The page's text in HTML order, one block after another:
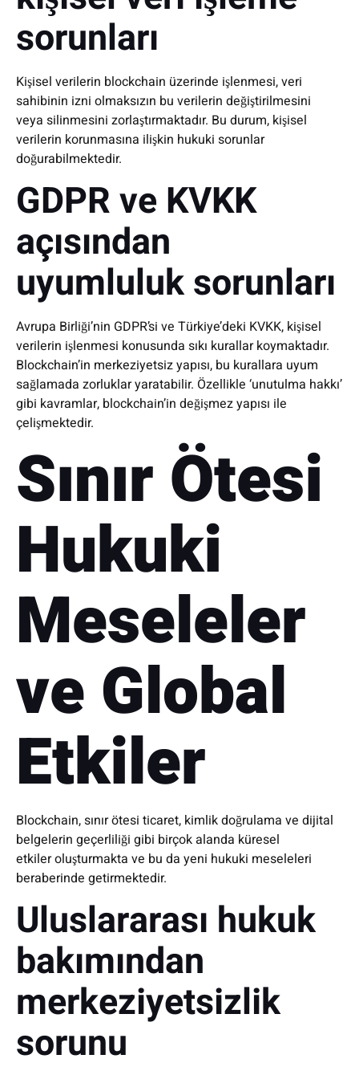
sorunları
Kişisel verilerin blockchain üzerinde işlenmesi, veri
sahibinin izni olmaksızın bu verilerin değiştirilmesini
veya silinmesini zorlaştırmaktadır. Bu durum, kişisel
verilerin korunmasına ilişkin hukuki sorunlar
doğurabilmektedir.
GDPR ve KVKK
açısından
uyumluluk sorunları
Avrupa Birliği’nin GDPR’si ve Türkiye’deki KVKK, kişisel
verilerin işlenmesi konusunda sıkı kurallar koymaktadır.
Blockchain’in merkeziyetsiz yapısı, bu kurallara uyum
sağlamada zorluklar yaratabilir. Özellikle ‘unutulma hakkı’
gibi kavramlar, blockchain’in değişmez yapısı ile
çelişmektedir.
Sınır Ötesi
Hukuki
Meseleler
ve Global
Etkiler
Blockchain, sınır ötesi ticaret, kimlik doğrulama ve dijital
belgelerin geçerliliği gibi birçok alanda küresel
etkiler oluşturmakta ve bu da yeni hukuki meseleleri
beraberinde getirmektedir.
Uluslararası hukuk
bakımından
merkeziyetsizlik
sorunu